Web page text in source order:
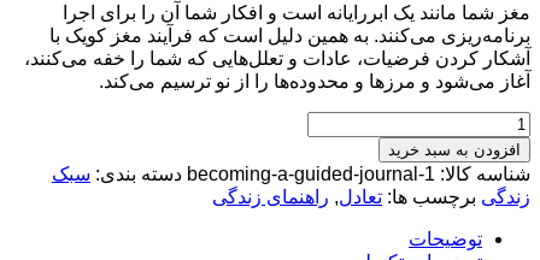
مانند یک ابررایانه است و افکار شما آن را برای اجرا
می‌کنند. به همین دلیل است که فرآیند مغز کویک با
کردن فرضیات، عادات و تعلل‌هایی که شما را خفه می‌کنند،
می‌شود و مرزها و محدوده‌ها را از نو ترسیم می‌کند.
به سبد خرید
کالا: becoming-a-guided-journal-1 دسته بندی: سبک
برچسب ها: تعادل,راهنمای زندگی
توضیحات